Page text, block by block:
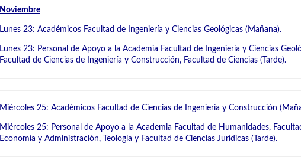
Noviembre
Lunes 23: Académicos Facultad de Ingeniería y Ciencias Geológicas (Mañana).
Lunes 23: Personal de Apoyo a la Academia Facultad de Ingeniería y Ciencias
Facultad de Ciencias de Ingeniería y Construcción, Facultad de Ciencias (Tarde).
Miércoles 25: Académicos Facultad de Ciencias de Ingeniería y Construcción
Miércoles 25: Personal de Apoyo a la Academia Facultad de Humanidades,
Economía y Administración, Teología y Facultad de Ciencias Jurídicas (Tarde).